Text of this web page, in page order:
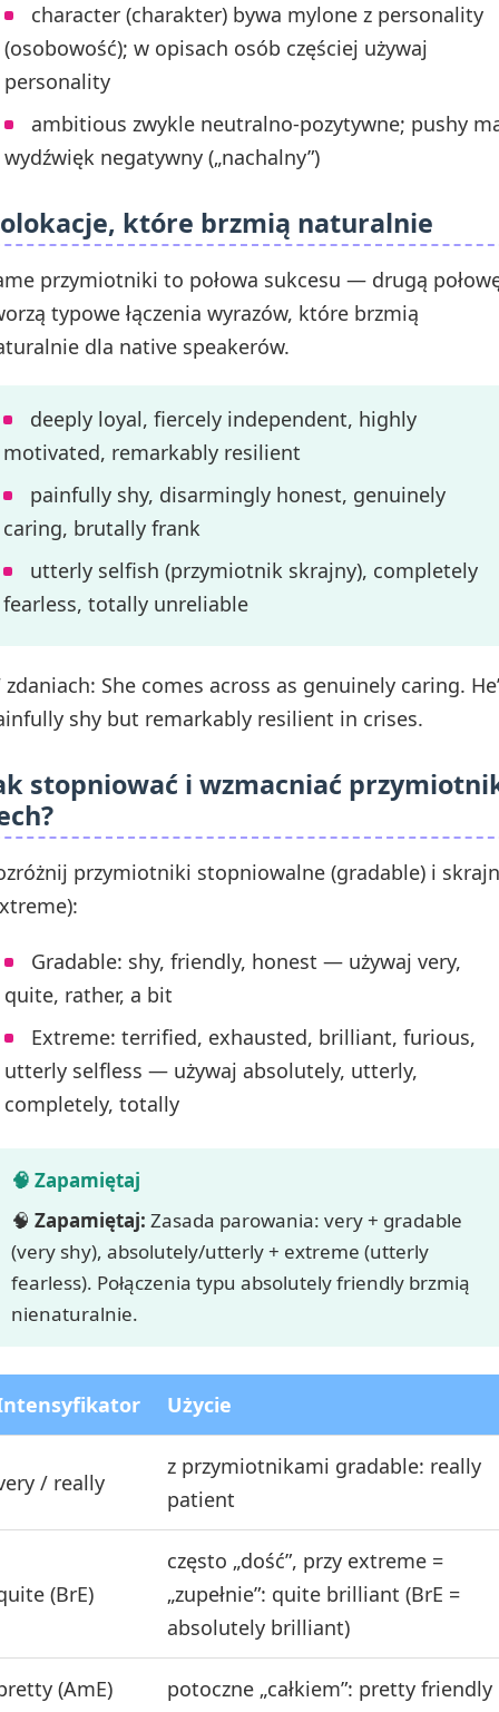
character (charakter) bywa mylone z personality
(osobowość); w opisach osób częściej używaj
personality
ambitious zwykle neutralno-pozytywne; pushy
wydźwięk negatywny („nachalny”)
które brzmią naturalnie
przymiotniki to połowa sukcesu — drugą
typowe łączenia wyrazów, które brzmią
dla native speakerów.
deeply loyal, fiercely independent, highly
motivated, remarkably resilient
painfully shy, disarmingly honest, genuinely
caring, brutally frank
utterly selfish (przymiotnik skrajny), completely
fearless, totally unreliable
zdaniach: She comes across as genuinely caring.
shy but remarkably resilient in crises.
stopniować i wzmacniać
przymiotniki stopniowalne (gradable) i
Gradable: shy, friendly, honest — używaj very,
quite, rather, a bit
Extreme: terrified, exhausted, brilliant, furious,
utterly selfless — używaj absolutely, utterly,
completely, totally
🧠 Zapamiętaj: Zasada parowania: very + gradable
(very shy), absolutely/utterly + extreme (utterly
fearless). Połączenia typu absolutely friendly brzmią
nienaturalnie.
Użycie
/ really
z przymiotnikami gradable: really
patient
(BrE)
często „dość”, przy extreme =
„zupełnie”: quite brilliant (BrE =
absolutely brilliant)
(AmE) potoczne „całkiem”: pretty friendly